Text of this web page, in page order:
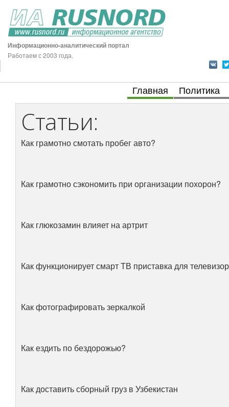
Информационно-аналитический портал
Работаем с 2003 года.
Главная Политика
Статьи:
Как грамотно смотать пробег авто?
Как грамотно сэкономить при организации похорон?
Как глюкозамин влияет на артрит
Как функционирует смарт ТВ приставка для
Как фотографировать зеркалкой
Как ездить по бездорожью?
Как доставить сборный груз в Узбекистан